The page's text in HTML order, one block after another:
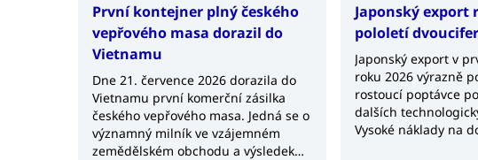
První kontejner plný českého
vepřového masa dorazil do
Vietnamu
Dne 21. července 2026 dorazila do
Vietnamu první komerční zásilka
českého vepřového masa. Jedná se o
významný milník ve vzájemném
zemědělském obchodu a výsledek
Japonský export
pololetí
Japonský export v
roku 2026 výrazně
rostoucí poptávce
dalších
Vysoké náklady na